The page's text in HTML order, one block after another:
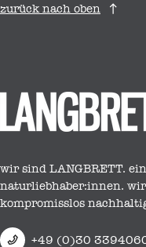
zurück nach oben
wir sind LANGBRETT.
naturliebhaber:innen.
kompromisslos
+49 (0)30